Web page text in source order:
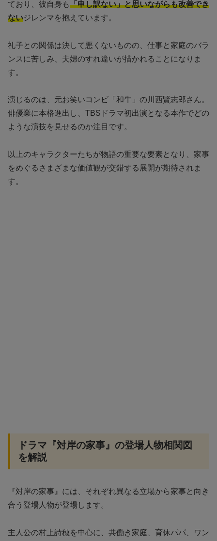
ており、彼自身も「申し訳ない」と思いながらも改善でき
ないジレンマを抱えています。
礼子との関係は決して悪くないものの、仕事と家庭のバラ
ンスに苦しみ、夫婦のすれ違いが描かれることになりま
す。
演じるのは、元お笑いコンビ「和牛」の川西賢志郎さん。
俳優業に本格進出し、TBSドラマ初出演となる本作でどの
ような演技を見せるのか注目です。
以上のキャラクターたちが物語の重要な要素となり、家事
をめぐるさまざまな価値観が交錯する展開が期待されま
す。
ドラマ『対岸の家事』の登場人物相関図
を解説
『対岸の家事』には、それぞれ異なる立場から家事と向き
合う登場人物が登場します。
主人公の村上詩穂を中心に、共働き家庭、育休パパ、ワン